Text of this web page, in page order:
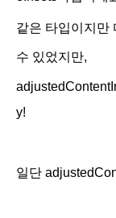
같은 타입이지만
수 있었지만,
y!
일단